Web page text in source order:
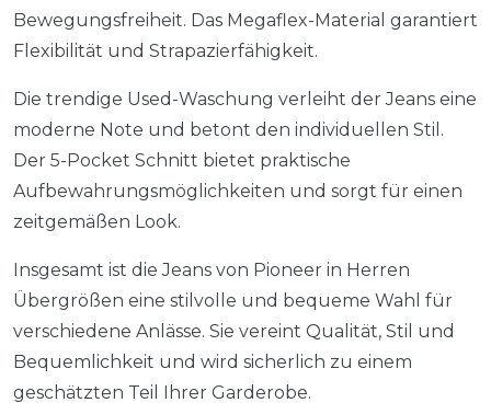
Bewegungsfreiheit. Das Megaflex-Material garantiert
Flexibilität und Strapazierfähigkeit.
Die trendige Used-Waschung verleiht der Jeans eine
moderne Note und betont den individuellen Stil.
Der 5-Pocket Schnitt bietet praktische
Aufbewahrungsmöglichkeiten und sorgt für einen
zeitgemäßen Look.
Insgesamt ist die Jeans von Pioneer in Herren
Übergrößen eine stilvolle und bequeme Wahl für
verschiedene Anlässe. Sie vereint Qualität, Stil und
Bequemlichkeit und wird sicherlich zu einem
geschätzten Teil Ihrer Garderobe.